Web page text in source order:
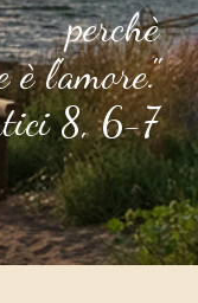
perchè
l'amore."
8, 6-7